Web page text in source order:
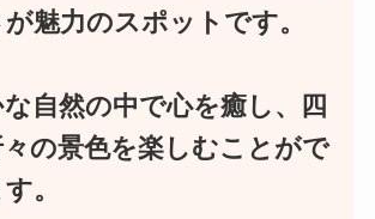
が魅力のスポットです。
自然の中で心を癒し、四
の景色を楽しむことがで
。